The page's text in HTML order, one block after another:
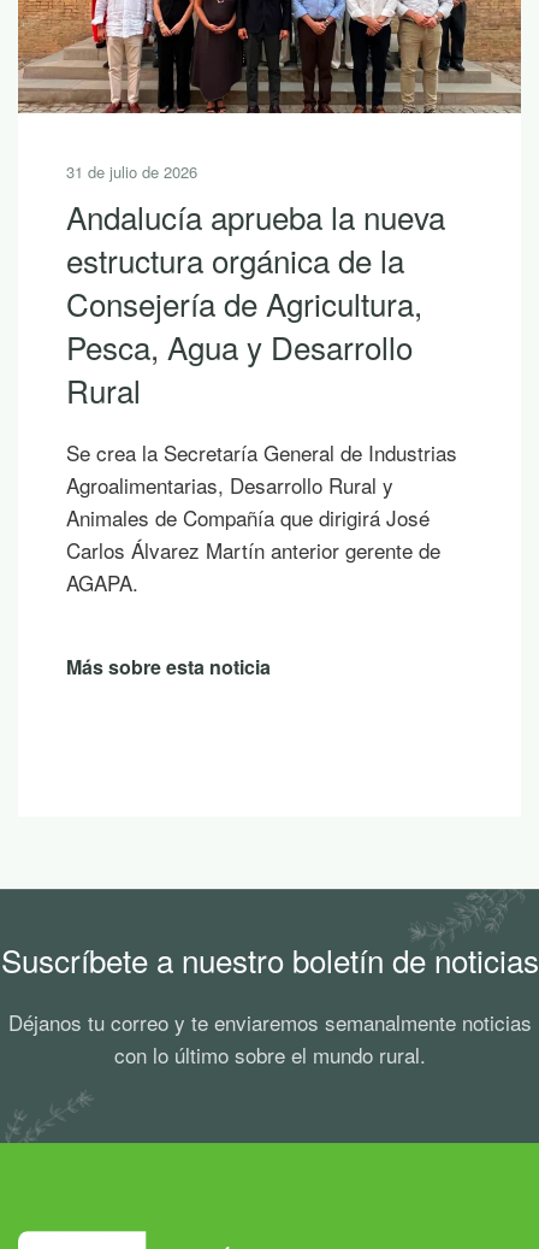
31 de julio de 2026
Andalucía aprueba la nueva
estructura orgánica de la
Consejería de Agricultura,
Pesca, Agua y Desarrollo
Rural
Se crea la Secretaría General de Industrias
Agroalimentarias, Desarrollo Rural y
Animales de Compañía que dirigirá José
Carlos Álvarez Martín anterior gerente de
AGAPA.
Más sobre esta noticia
Suscríbete a nuestro boletín de noticias
Déjanos tu correo y te enviaremos semanalmente noticias
con lo último sobre el mundo rural.